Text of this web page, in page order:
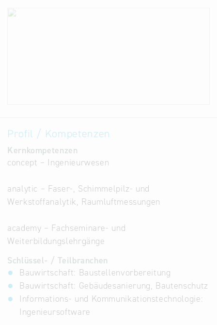
Profil / Kompetenzen
Kernkompetenzen
concept – Ingenieurwesen
analytic – Faser-, Schimmelpilz- und
Werkstoffanalytik, Raumluftmessungen
academy – Fachseminare- und
Weiterbildungslehrgänge
Schlüssel- / Teilbranchen
Bauwirtschaft: Baustellenvorbereitung
Bauwirtschaft: Gebäudesanierung, Bautenschutz
Informations- und Kommunikationstechnologie:
Ingenieursoftware